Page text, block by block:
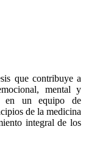
que contribuye a
mental y
en un equipo de
de la medicina
integral de los